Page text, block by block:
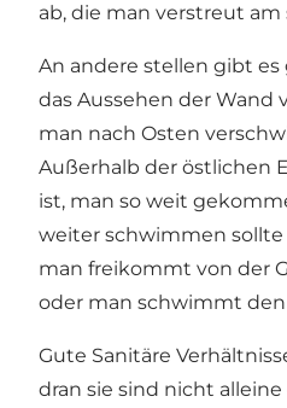
ab, die man verstreut am
An andere stellen gibt
das Aussehen der Wand
man nach Osten
Außerhalb der östlichen
ist, man so weit
weiter schwimmen sollte
man freikommt von der
oder man schwimmt
Gute Sanitäre
dran sie sind nicht